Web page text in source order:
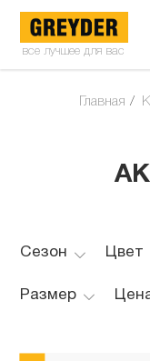
все лучшее для вас
Главная
Сезон Цвет
Размер